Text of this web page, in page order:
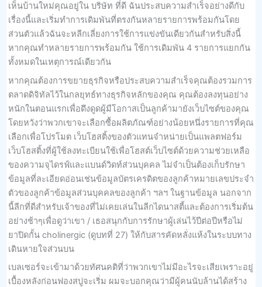
เห็นบ้านใหม่คุณอยู่ใน บริษัท ที่ดี ฉันประสบความสำเร็จอย่างดีกับ
เรื่องนี้และเริ่มทำการเดิมพันที่ตรงกันหลายรายการพร้อมกันโดย
ส่วนตัวแล้วฉันจะหลีกเลี่ยงการใช้การแข่งขันเดียวกันสำหรับสิ่งนี้
หากคุณทำหลายรายการพร้อมกัน ใช้การเดิมพัน 4 รายการแยกกัน
ทั้งหมดในเหตุการณ์เดียวกัน
หากคุณต้องการขยายธุรกิจหรือประสบความสำเร็จคุณต้องรวมการ
ตลาดดิจิทัลไว้ในกลยุทธ์ทางธุรกิจหลักของคุณ คุณต้องลงทุนอย่าง
หนักในตอนแรกเพื่อดึงดูดผู้มีโอกาสเป็นลูกค้ามายังเว็บไซต์ของคุณ
โดยหวังว่าพวกเขาจะเลือกซื้อผลิตภัณฑ์อย่างน้อยหนึ่งรายการที่คุณ
เลือกเพื่อโปรโมต เว็บโฮสติ้งของตัวแทนจำหน่ายเป็นแพลตฟอร์ม
เว็บโฮสติ้งที่ผู้ใช้ลงทะเบียนใช้เพื่อโฮสต์เว็บไซต์ด้วยความช่วยเหลือ
ของความจุไดรฟ์และแบนด์วิดท์ส่วนบุคคล ไม่จำเป็นต้องเก็บรักษา
ข้อมูลที่ละเอียดอ่อนเช่นข้อมูลบัตรเครดิตของลูกค้าหมายเลขประจำ
ตัวของลูกค้าข้อมูลส่วนบุคคลของลูกค้า ฯลฯ ในฐานข้อมูล นอกจาก
นี้ลีกที่ดีสำหรับเจ้าของที่ไม่เคยเล่นในลีกไดนาสตี้และต้องการเริ่มต้น
อย่างช้าๆเพื่อดูว่าเขา / เธอสนุกกับการรักษาผู้เล่นไว้ปีต่อปีหรือไม่
ยาปิดกั้น cholinergic (ดูบทที่ 27) ให้กับสารคัดหลั่งแห้งในระบบทาง
เดินหายใจส่วนบน
เบลเซอร์จะเข้ามาด้วยทัศนคติที่ว่าพวกเขาไม่มีอะไรจะเสียเพราะอยู่
เบื้องหลังก่อนฟองสบู่จะเริ่ม ผมจะบอกคุณว่ามีผู้คนนับล้านได้สร้าง